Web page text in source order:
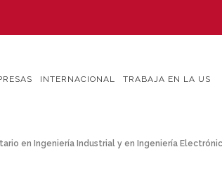
INTERNACIONAL TRABAJA EN LA US
en Ingeniería Industrial y en Ingeniería